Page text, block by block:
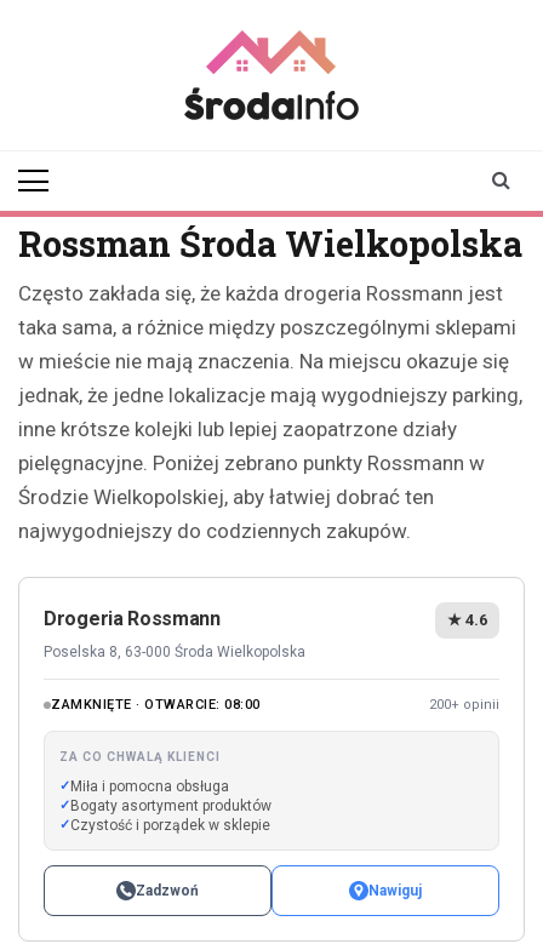
Rossman Środa Wielkopolska
Często zakłada się, że każda drogeria Rossmann jest
taka sama, a różnice między poszczególnymi sklepami
w mieście nie mają znaczenia. Na miejscu okazuje się
jednak, że jedne lokalizacje mają wygodniejszy parking,
inne krótsze kolejki lub lepiej zaopatrzone działy
pielęgnacyjne. Poniżej zebrano punkty Rossmann w
Środzie Wielkopolskiej, aby łatwiej dobrać ten
najwygodniejszy do codziennych zakupów.
Drogeria Rossmann
Poselska 8, 63-000 Środa Wielkopolska
★ 4.6
ZAMKNIĘTE · OTWARCIE: 08:00 200+ opinii
ZA CO CHWALĄ KLIENCI
Miła i pomocna obsługa
Bogaty asortyment produktów
Czystość i porządek w sklepie
Zadzwoń Nawiguj